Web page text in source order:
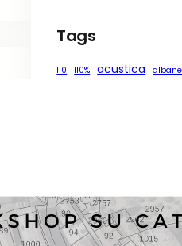
Tags
110 110% acustica
servizi statistica
turismo tutorial